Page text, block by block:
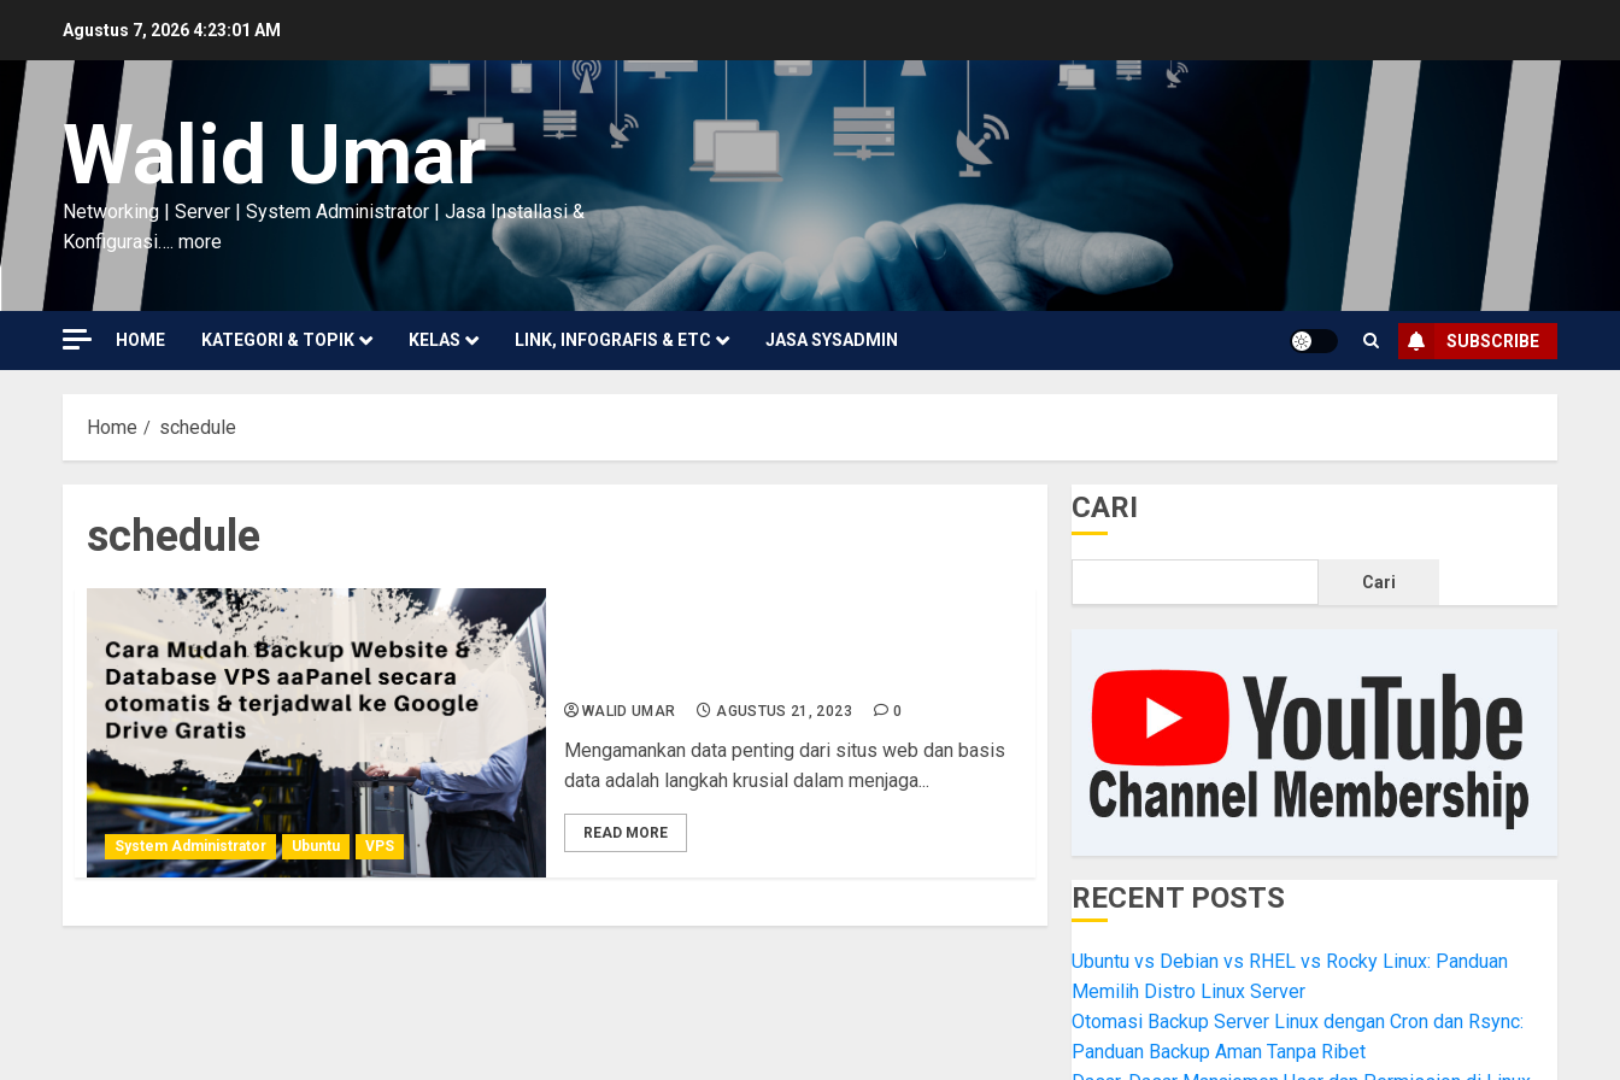
content
Agustus 7, 20264:23:01 AM
Walid Umar
Networking | Server | System Administrator | Jasa Installasi &
Konfigurasi…. more
HOME KATEGORI & TOPIK KELAS LINK, INFOGRAFIS & ETC JASA SYSADMIN SUBSCRIBE
Home schedule
schedule
System Administrator Ubuntu VPS
WALID UMAR AGUSTUS 21, 2023 0
Mengamankan data penting dari situs web dan basis
data adalah langkah krusial dalam menjaga...
READ MORE
CARI
Cari
RECENT POSTS
Ubuntu vs Debian vs RHEL vs Rocky Linux: Panduan
Memilih Distro Linux Server
Otomasi Backup Server Linux dengan Cron dan Rsync:
Panduan Backup Aman Tanpa Ribet